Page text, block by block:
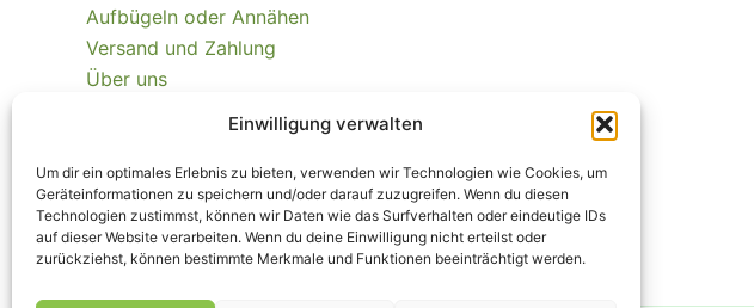
Einwilligung verwalten
Um dir ein optimales Erlebnis zu bieten, verwenden wir Technologien wie Cookies, um
Geräteinformationen zu speichern und/oder darauf zuzugreifen. Wenn du diesen
Technologien zustimmst, können wir Daten wie das Surfverhalten oder eindeutige IDs
auf dieser Website verarbeiten. Wenn du deine Einwilligung nicht erteilst oder
zurückziehst, können bestimmte Merkmale und Funktionen beeinträchtigt werden.
Aufbügeln oder Annähen
Versand und Zahlung
Über uns
Echtheit Kundenbewertungen
Kaufvertrag widerrufen